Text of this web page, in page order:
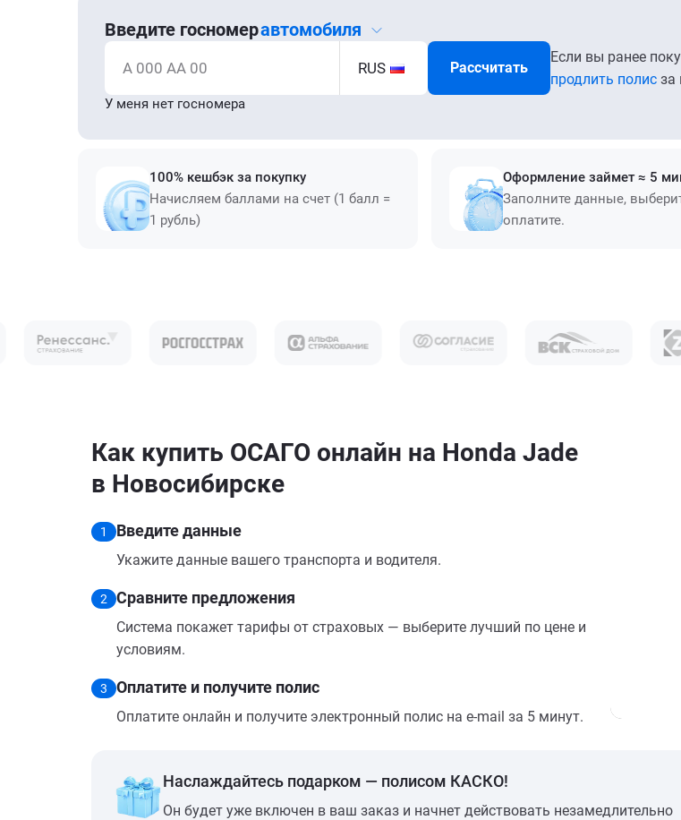
Введите госномеравтомобиля
А 000 АА 00 RUS Рассчитать
Если вы ранее
продлить полис за
У меня нет госномера
100% кешбэк за покупку
Начисляем баллами на счет (1 балл =
1 рубль)
Оформление займет ≈ 5
Заполните данные,
оплатите.
Как купить ОСАГО онлайн на Honda Jade
в Новосибирске
1 Введите данные
Укажите данные вашего транспорта и водителя.
2 Сравните предложения
Система покажет тарифы от страховых — выберите лучший по цене и
условиям.
3 Оплатите и получите полис
Оплатите онлайн и получите электронный полис на e-mail за 5 минут.
Наслаждайтесь подарком — полисом КАСКО!
Он будет уже включен в ваш заказ и начнет действовать незамедлительно